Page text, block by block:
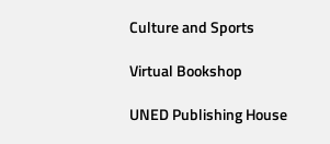
Culture and Sports
Virtual Bookshop
UNED Publishing House